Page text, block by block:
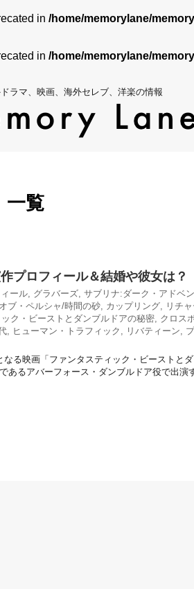
in /home/memorylane/
in /home/memorylane/
ラマ、映画、海外セレブ、洋楽の情報
一覧
プロフィール＆結婚や彼女は？
ール, グラバーズ, サブリナ:ダーク・アドベン
ブ・ペルシャ/時間の砂, カップリング, リチ
ク・ビーストとダンブルドアの秘密, クロス
, ヒューマン・トラフィック , リバティーン, プ
る映画「ファンタスティック・ビーストと
あるアバーフォース・ダンブルドア役で出演